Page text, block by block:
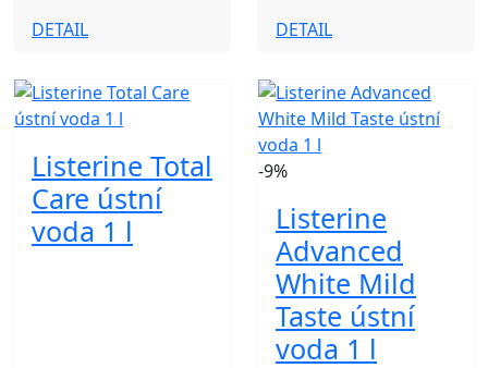
DETAIL DETAIL
Listerine Total
Care ústní
voda 1 l
-9%
Listerine
Advanced
White Mild
Taste ústní
voda 1 l